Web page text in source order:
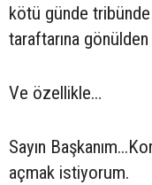
kötü günde
taraftarına
Ve özellikle…
Sayın
açmak istiyorum.